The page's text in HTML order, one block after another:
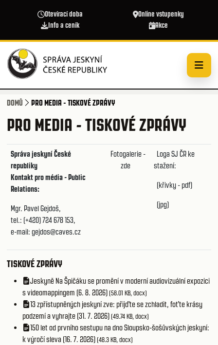
Otevírací doba
Online vstupenky
Info a ceník
Akce
DOMŮ PRO MEDIA - TISKOVÉ ZPRÁVY
PRO MEDIA - TISKOVÉ ZPRÁVY
Správa jeskyní České
republiky
Kontakt pro média - Public
Relations:
Mgr. Pavel Gejdoš,
tel.: (+420) 724 678 153,
e-mail: gejdos@caves.cz
Fotogalerie -
zde
Loga SJ ČR ke
stažení:
(křivky - pdf)
(jpg)
TISKOVÉ ZPRÁVY
Jeskyně Na Špičáku se promění v moderní audiovizuální expozici
s videomappingem (6. 8. 2026)(58.01 KB, docx)
13 zpřístupněných jeskyní zve: přijďte se zchladit, foťte krásy
podzemí a vyhrajte (31. 7. 2026)(49.74 KB, docx)
150 let od prvního sestupu na dno Sloupsko-šošůvských jeskyní:
k výročí sleva (16. 7. 2026)(48.3 KB, docx)